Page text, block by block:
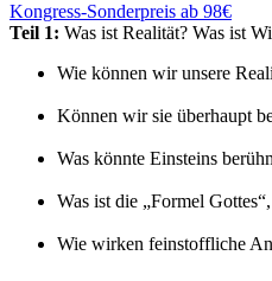
Kongress-Sonderpreis ab 98€
Teil 1: Was ist Realität? Was ist
Wie können wir unsere
Können wir sie überhaupt
Was könnte Einsteins
Was ist die „Formel
Wie wirken feinstoffliche